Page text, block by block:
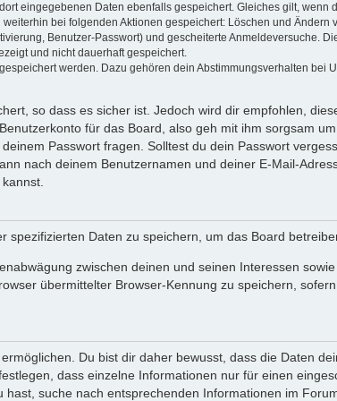
eingegebenen Daten ebenfalls gespeichert. Gleiches gilt, wenn
bei folgenden Aktionen gespeichert: Löschen und Ändern
Benutzer-Passwort) und gescheiterte Anmeldeversuche.
und nicht dauerhaft gespeichert.
werden. Dazu gehören dein Abstimmungsverhalten bei
so dass es sicher ist. Jedoch wird dir empfohlen,
für das Board, also geh mit ihm sorgsam
Passwort fragen. Solltest du dein Passwort
nach deinem Benutzernamen und deiner E-Mail-
Daten zu speichern, um das Board
zwischen deinen und seinen Interessen
übermittelter Browser-Kennung zu speichern,
Du bist dir daher bewusst, dass die Daten
dass einzelne Informationen nur für einen
suche nach entsprechenden Informationen im